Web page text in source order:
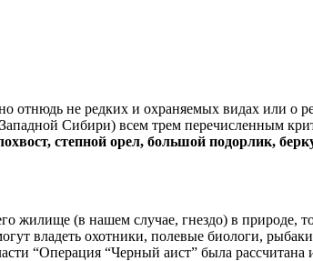
отнюдь не редких и охраняемых видах или о
Сибири) всем трем перечисленным
степной орел, большой подорлик,
жилище (в нашем случае, гнездо) в природе,
владеть охотники, полевые биологи,
“Операция “Черный аист” была рассчитана